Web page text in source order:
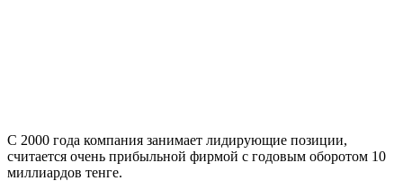
С 2000 года компания занимает лидирующие позиции,
считается очень прибыльной фирмой с годовым оборотом 10
миллиардов тенге.